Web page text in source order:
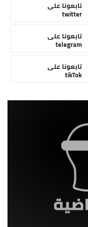
تابعونا على
twitter
تابعونا على
telegram
تابعونا على
tikTok